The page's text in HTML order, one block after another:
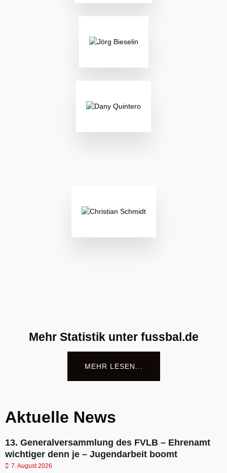
Mehr Statistik unter fussbal.de
MEHR LESEN...
Aktuelle News
13. Generalversammlung des FVLB – Ehrenamt
wichtiger denn je – Jugendarbeit boomt
7. August 2026